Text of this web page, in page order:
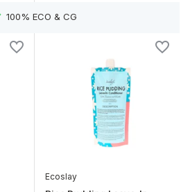
100% ECO & CG
Ecoslay